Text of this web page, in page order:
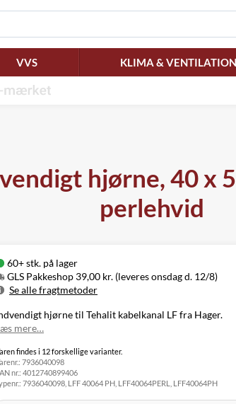
VVS KLIMA & VENTILATION
hjørne, 40 x
perlehvid
60+ stk. på lager
GLS Pakkeshop 39,00 kr. (leveres onsdag d. 12/8)
Se alle fragtmetoder
Metode
Pris
Leveres
GLS Pakkeshop
Hjemmelevering
49,00 kr.
GLS Erhverv
Direkte levering
149,00 kr.
Tirsdag d. 11/8
hjørne til Tehalit kabelkanal LF fra Hager.
mere…
findes i 12 forskellige varianter.
7936040098
nr.: 4012740899406
7936040098, LFF 40064 PH, LFF40064PERL, LFF40064PH